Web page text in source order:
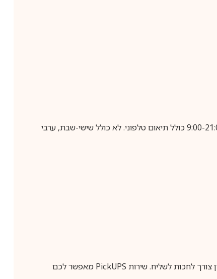
בביצוע הזמנה עד השעה 10:00 בימים א-ה, קבלת המשלוח תבוצע עד חמישה ימי עסקים מיום שלאחר ביצוע ההזמנה, בין השעות 9:00-21:00 כולל תיאום טלפוני. לא כולל שישי-שבת, ערבי
לחכות לשליח. שירות PickUPS מאפשר לכם